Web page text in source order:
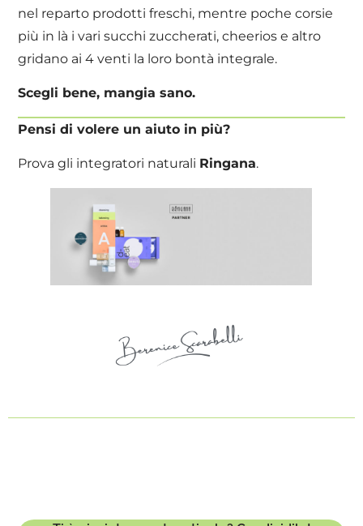
nel reparto prodotti freschi, mentre poche corsie
più in là i vari succhi zuccherati, cheerios e altro
gridano ai 4 venti la loro bontà integrale.
Scegli bene, mangia sano.
Pensi di volere un aiuto in più?
Prova gli integratori naturali Ringana.